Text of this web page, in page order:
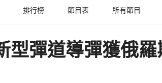
排行榜 節目表 所有節目
型彈道導彈獲俄